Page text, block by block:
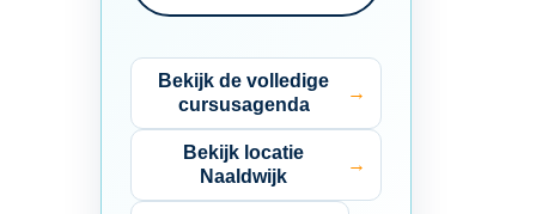
Bekijk de volledige
cursusagenda
Bekijk locatie
Naaldwijk